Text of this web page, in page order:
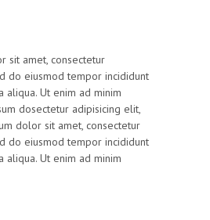
sit amet, consectetur
do eiusmod tempor incididunt
aliqua. Ut enim ad minim
dosectetur adipisicing elit,
dolor sit amet, consectetur
do eiusmod tempor incididunt
aliqua. Ut enim ad minim